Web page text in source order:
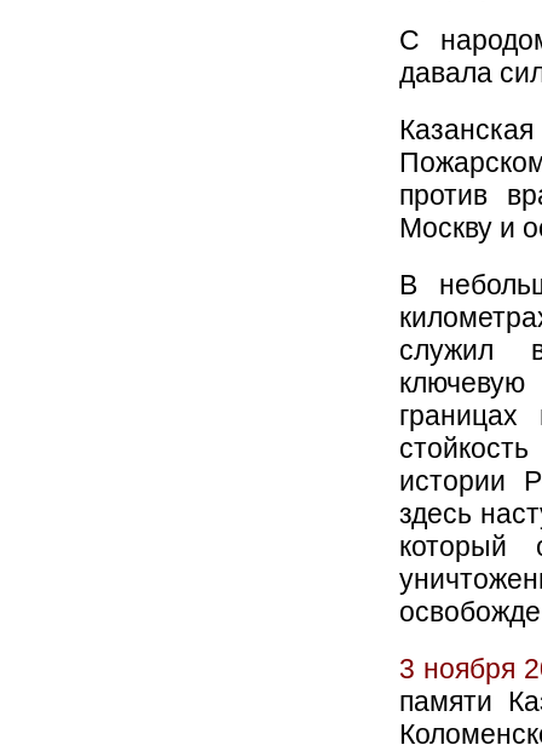
С
давала
против
Москву и
В
служил
границах
истории
здесь
который
3 ноября
памяти